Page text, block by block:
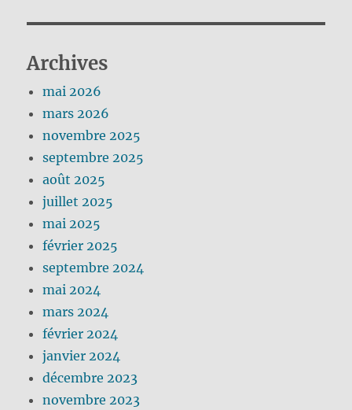
Archives
mai 2026
mars 2026
novembre 2025
septembre 2025
août 2025
juillet 2025
mai 2025
février 2025
septembre 2024
mai 2024
mars 2024
février 2024
janvier 2024
décembre 2023
novembre 2023